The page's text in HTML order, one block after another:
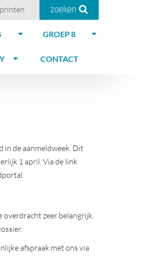
printen zoeken
GROEP 8
CONTACT
in de aanmeldweek. Dit
1 april. Via de link
overdracht zeer belangrijk.
afspraak met ons via